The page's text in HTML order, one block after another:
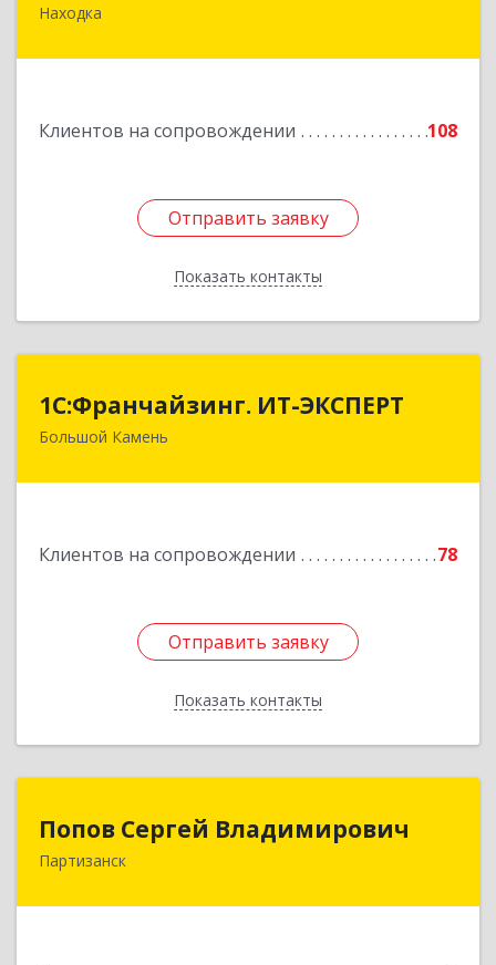
Находка
Клиентов на сопровождении 108
Отправить заявку
Показать контакты
Отправить заявку
Назад
1С:Франчайзинг. ИТ-ЭКСПЕРТ
Большой Камень
Клиентов на сопровождении 78
Отправить заявку
Показать контакты
1С:Франчайзинг. ИТ-ЭКСПЕРТ
692806, Приморский край, Большой Камень г,
Отправить заявку
Назад
Попов Сергей Владимирович
Партизанск
Попов Сергей Владимирович
692922, Приморский край, г. Находка, ул.